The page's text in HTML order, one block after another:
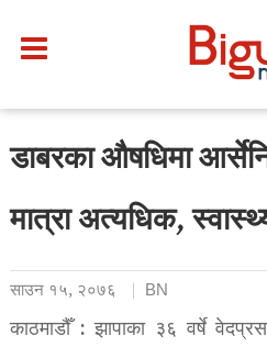
डाबरका औषधिमा
मात्रा अत्यधिक,
साउन १५, २०७६ BN
काठमाडौँ : झापाका ३६ वर्षे